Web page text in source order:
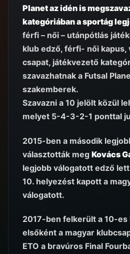
Planet az idén is
kategóriában a sportág
férfi – női – utánpótlás
klub edző, férfi- női
csapat, játékvezető
szavazhatnak a Futsal
szakemberek.
Szavazni a 10 jelölt közül
melyet 5-4-3-2-1 ponttal
2015-ben a második
választották meg Kovács
legjobb válogatott edző lett
10. helyezést kapott a
válogatott.
2017-ben felkerült a 10-es
elsőként a magyar
ETO a bravúros Final